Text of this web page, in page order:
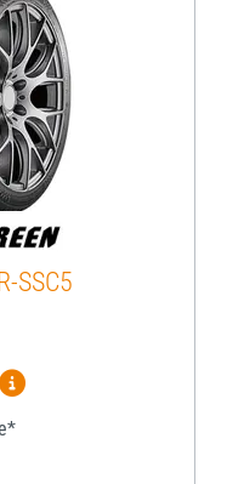
SSC5
Mehr Informationen zum